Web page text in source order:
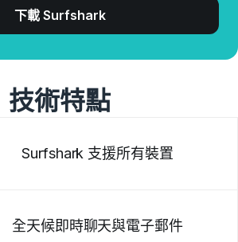
下載 Surfshark
技術特點
Surfshark 支援所有裝置
全天候即時聊天與電子郵件